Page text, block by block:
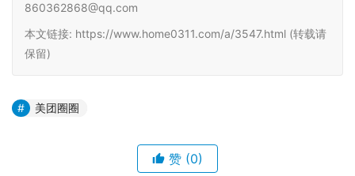
860362868@qq.com
本文链接: https://www.home0311.com/a/3547.html (转载请
保留)
美团圈圈
赞 (0)